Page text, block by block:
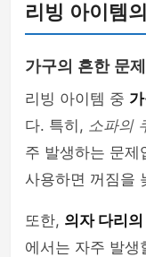
리빙 아이템
가구의 흔한 문
리빙 아이템 중
다. 특히, 소파의
주 발생하는 문제
사용하면 꺼짐을
또한, 의자 다리
에서는 자주 발생